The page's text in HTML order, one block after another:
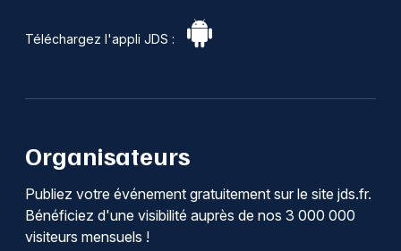
Téléchargez l'appli JDS :
Organisateurs
Publiez votre événement gratuitement sur le site jds.fr.
Bénéficiez d'une visibilité auprès de nos 3 000 000
visiteurs mensuels !